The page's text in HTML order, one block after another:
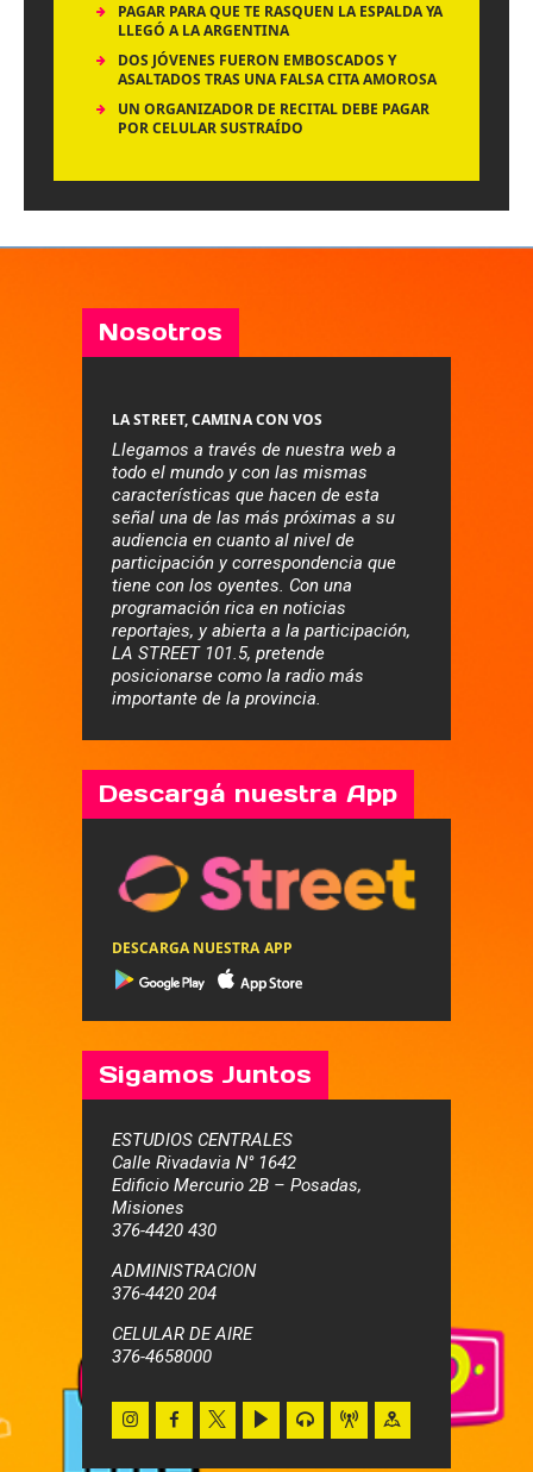
PAGAR PARA QUE TE RASQUEN LA ESPALDA YA
LLEGÓ A LA ARGENTINA
DOS JÓVENES FUERON EMBOSCADOS Y
ASALTADOS TRAS UNA FALSA CITA AMOROSA
UN ORGANIZADOR DE RECITAL DEBE PAGAR
POR CELULAR SUSTRAÍDO
Nosotros
LA STREET, CAMINA CON VOS
Llegamos a través de nuestra web a
todo el mundo y con las mismas
características que hacen de esta
señal una de las más próximas a su
audiencia en cuanto al nivel de
participación y correspondencia que
tiene con los oyentes. Con una
programación rica en noticias
reportajes, y abierta a la participación,
LA STREET 101.5, pretende
posicionarse como la radio más
importante de la provincia.
Descargá nuestra App
DESCARGA NUESTRA APP
Sigamos Juntos
ESTUDIOS CENTRALES
Calle Rivadavia N° 1642
Edificio Mercurio 2B – Posadas,
Misiones
376-4420 430
ADMINISTRACION
376-4420 204
CELULAR DE AIRE
376-4658000